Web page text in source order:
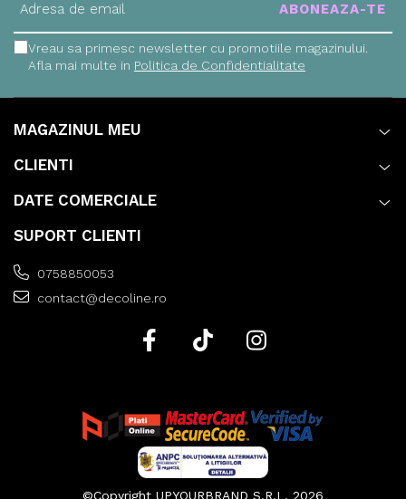
Vreau sa primesc newsletter cu promotiile magazinului.
Afla mai multe in Politica de Confidentialitate
MAGAZINUL MEU
CLIENTI
DATE COMERCIALE
SUPORT CLIENTI
0758850053
contact@decoline.ro
©Copyright UPYOURBRAND S.R.L. 2026